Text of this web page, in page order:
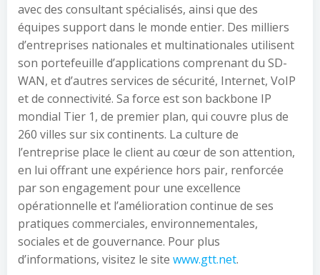
avec des consultant spécialisés, ainsi que des
équipes support dans le monde entier. Des milliers
d’entreprises nationales et multinationales utilisent
son portefeuille d’applications comprenant du SD-
WAN, et d’autres services de sécurité, Internet, VoIP
et de connectivité. Sa force est son backbone IP
mondial Tier 1, de premier plan, qui couvre plus de
260 villes sur six continents. La culture de
l’entreprise place le client au cœur de son attention,
en lui offrant une expérience hors pair, renforcée
par son engagement pour une excellence
opérationnelle et l’amélioration continue de ses
pratiques commerciales, environnementales,
sociales et de gouvernance. Pour plus
d’informations, visitez le site www.gtt.net.